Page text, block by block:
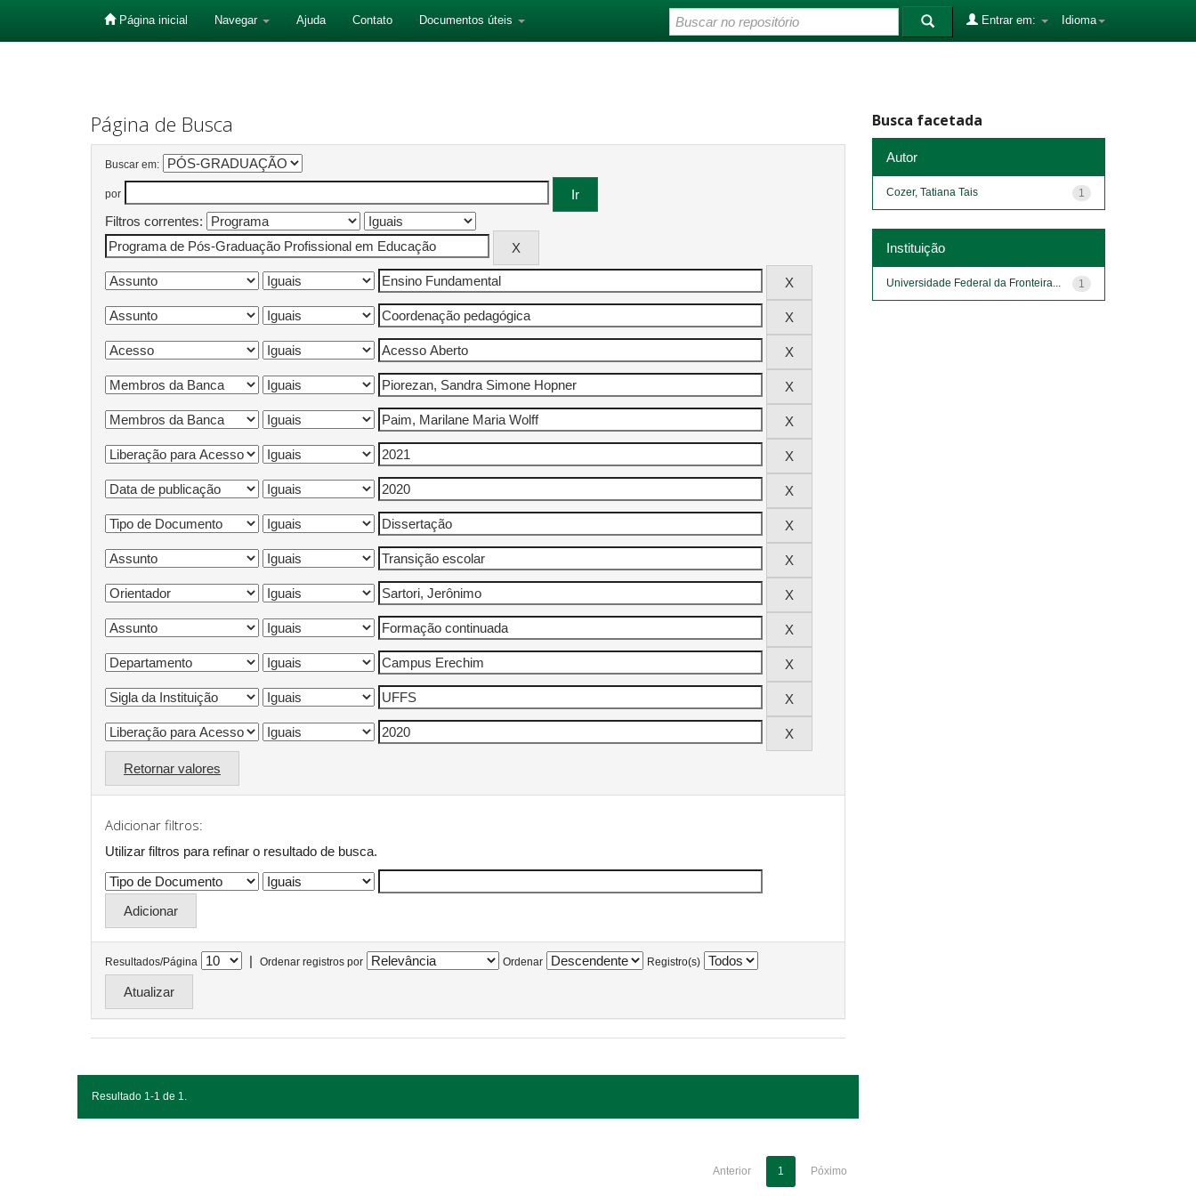
Página inicial Navegar Ajuda Contato Documentos úteis Idioma
Entrar em:
Página de Busca
Buscar em:
por
Filtros correntes:
Retornar valores
Adicionar filtros:
Utilizar filtros para refinar o resultado de busca.
Resultados/Página | Ordenar registros por Ordenar Registro(s)
Resultado 1-1 de 1.
Anterior 1 Póximo
Busca facetada
Autor
1
Cozer, Tatiana Tais
Instituição
1
Universidade Federal da Fronteira...